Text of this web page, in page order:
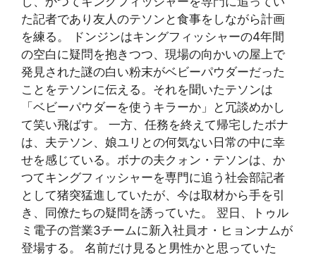
た記者であり友人のテソンと食事をしながら計画
を練る。 ドンジンはキングフィッシャーの4年間
の空白に疑問を抱きつつ、現場の向かいの屋上で
発見された謎の白い粉末がベビーパウダーだった
ことをテソンに伝える。それを聞いたテソンは
「ベビーパウダーを使うキラーか」と冗談めかし
て笑い飛ばす。 一方、任務を終えて帰宅したボナ
は、夫テソン、娘ユリとの何気ない日常の中に幸
せを感じている。ボナの夫クォン・テソンは、か
つてキングフィッシャーを専門に追う社会部記者
として猪突猛進していたが、今は取材から手を引
き、同僚たちの疑問を誘っていた。 翌日、トゥル
ミ電子の営業3チームに新入社員オ・ヒョンナムが
登場する。 名前だけ見ると男性かと思っていた